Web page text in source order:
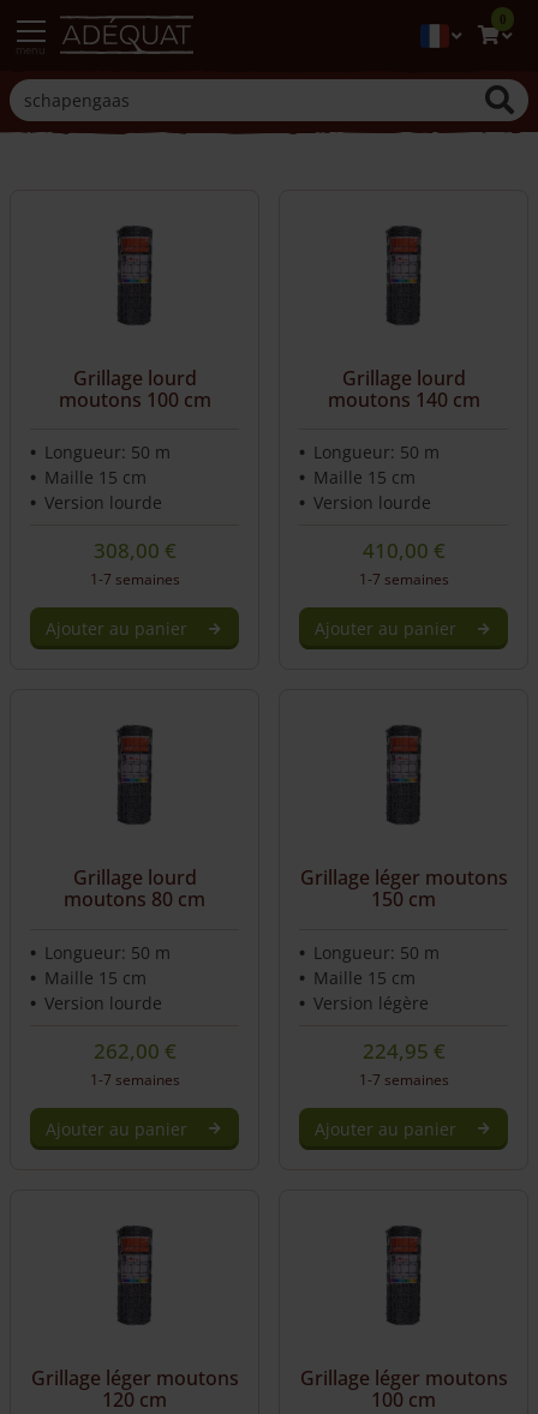
0
Grillage lourd
moutons 100 cm
Longueur: 50 m
Maille 15 cm
Version lourde
308,00 €
1-7 semaines
Ajouter au panier
Grillage lourd
moutons 140 cm
Longueur: 50 m
Maille 15 cm
Version lourde
410,00 €
1-7 semaines
Ajouter au panier
Grillage lourd
moutons 80 cm
Longueur: 50 m
Maille 15 cm
Version lourde
262,00 €
1-7 semaines
Ajouter au panier
Grillage léger moutons
150 cm
Longueur: 50 m
Maille 15 cm
Version légère
224,95 €
1-7 semaines
Ajouter au panier
Grillage léger moutons
120 cm
Grillage léger moutons
100 cm